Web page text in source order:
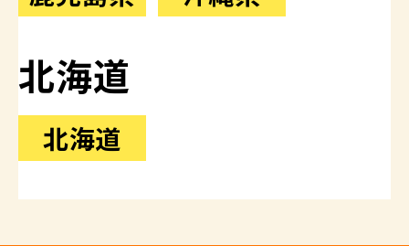
北海道
北海道